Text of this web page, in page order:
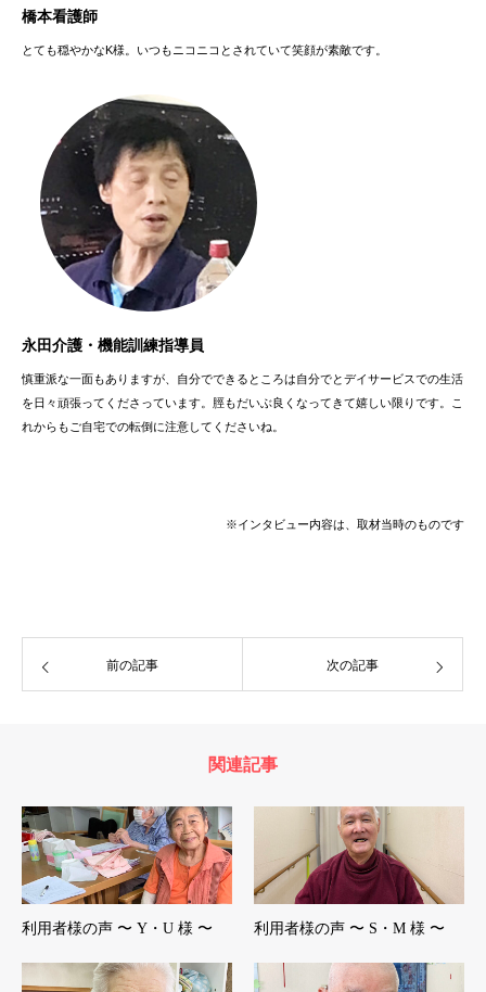
橋本看護師
とても穏やかなK様。いつもニコニコとされていて笑顔が素敵です。
永田介護・機能訓練指導員
慎重派な一面もありますが、自分でできるところは自分でとデイサービスでの生活
を日々頑張ってくださっています。脛もだいぶ良くなってきて嬉しい限りです。こ
れからもご自宅での転倒に注意してくださいね。
※インタビュー内容は、取材当時のものです
前の記事 次の記事
関連記事
利用者様の声 〜 Y・U 様 〜 利用者様の声 〜 S・M 様 〜